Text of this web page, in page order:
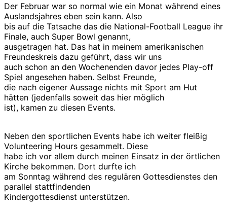
Der Februar war so normal wie ein Monat während eines
Auslandsjahres eben sein kann. Also
bis auf die Tatsache das die National-Football League ihr
Finale, auch Super Bowl genannt,
ausgetragen hat. Das hat in meinem amerikanischen
Freundeskreis dazu geführt, dass wir uns
auch schon an den Wochenenden davor jedes Play-off
Spiel angesehen haben. Selbst Freunde,
die nach eigener Aussage nichts mit Sport am Hut
hätten (jedenfalls soweit das hier möglich
ist), kamen zu diesen Events.
Neben den sportlichen Events habe ich weiter fleißig
Volunteering Hours gesammelt. Diese
habe ich vor allem durch meinen Einsatz in der örtlichen
Kirche bekommen. Dort durfte ich
am Sonntag während des regulären Gottesdienstes den
parallel stattfindenden
Kindergottesdienst unterstützen.